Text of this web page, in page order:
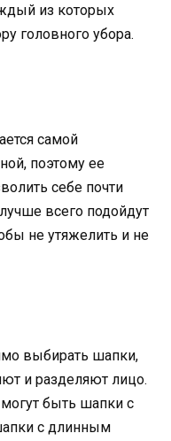
из которых
головного убора.
самой
поэтому ее
себе почти
всего подойдут
не утяжелить и не
выбирать шапки,
и разделяют лицо.
быть шапки с
с длинным